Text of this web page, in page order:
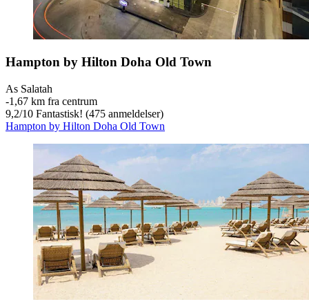
Hampton by Hilton Doha Old Town
As Salatah
‐1,67 km fra centrum
9,2/10 Fantastisk! (475 anmeldelser)
Hampton by Hilton Doha Old Town